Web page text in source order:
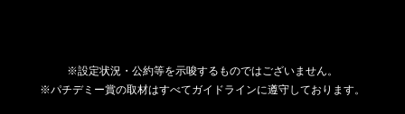
※設定状況・公約等を示唆するものではございません。
※パチデミー賞の取材はすべてガイドラインに遵守しております。